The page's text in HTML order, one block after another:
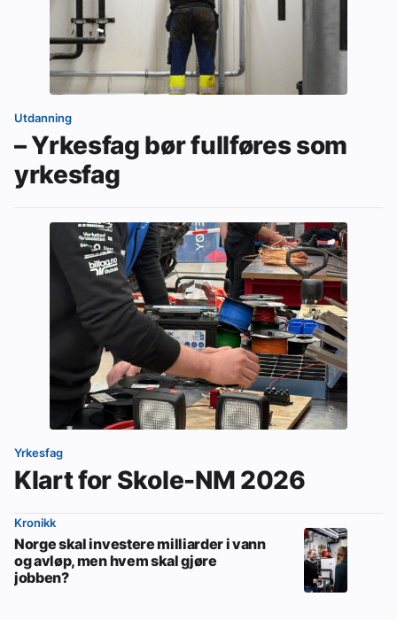
Utdanning
– Yrkesfag bør fullføres som
yrkesfag
Yrkesfag
Klart for Skole-NM 2026
Kronikk
Norge skal investere milliarder i vann
og avløp, men hvem skal gjøre
jobben?